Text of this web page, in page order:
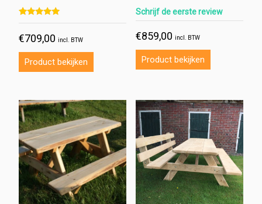
Gewaardeerd
op 5 gebaseerd op
3
waarderingen
€709,00 incl. BTW
Product bekijken
Schrijf de eerste review
€859,00 incl. BTW
Product bekijken